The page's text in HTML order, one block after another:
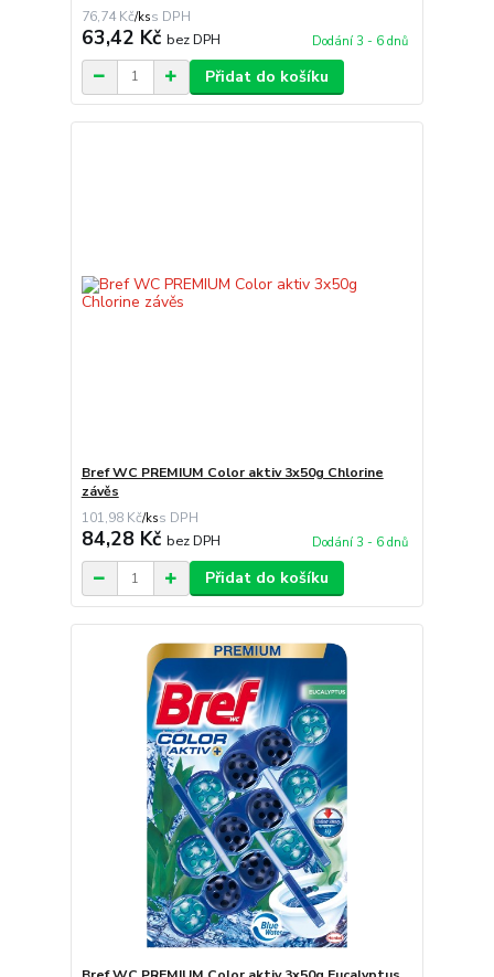
76,74 Kč/ks
63,42 Kč bez DPH Dodání 3 - 6 dnů
Přidat do košíku
Bref WC PREMIUM Color aktiv 3x50g Chlorine
závěs
101,98 Kč/ks
84,28 Kč bez DPH Dodání 3 - 6 dnů
Přidat do košíku